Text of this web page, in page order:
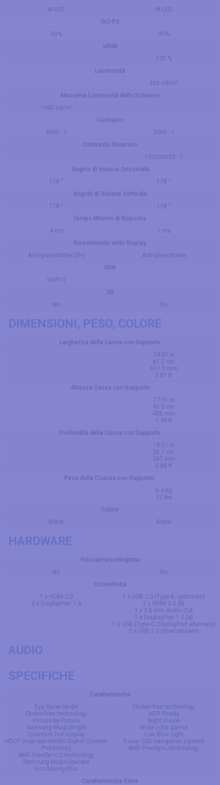
W-LED
W-LED
DCI P3
90%
90%
sRGB
120 %
Luminosità
300 cd/m²
Massima Luminosità dello Schermo
1000 cd/m²
Contrasto
3000 : 1
3000 : 1
Contrasto Dinamico
100000000 : 1
Angolo di Visione Orizontale
178 °
178 °
Angolo di Visione Verticale
178 °
178 °
Tempo Minimo di Risposta
4 ms
1 ms
Rivestimento dello Display
Anti-glare/Matte (3H)
Anti-glare/Matte
HDR
HDR10
3D
No
No
DIMENSIONI, PESO, COLORE
Larghezza della Cassa con Supporto
24.07 in
61.2 cm
611.5 mm
2.01 ft
Altezza Cassa con Supporto
17.91 in
45.5 cm
455 mm
1.49 ft
Profondità della Cassa con Supporto
10.51 in
26.7 cm
267 mm
0.88 ft
Peso della Ccassa con Supporto
5.4 kg
12 lbs
Colore
Black
Black
HARDWARE
Fotocamera Integrata
No
No
Connettività
1 x HDMI 2.0
2 x DisplayPort 1.4
1 x USB 2.0 (Type-B; upstream)
2 x HDMI 2.0 (b)
1 x 3.5 mm Audio Out
1 x DisplayPort 1.2 (a)
1 x USB (Type-C; DisplayPort alternate)
2 x USB 2.0 (downstream)
AUDIO
SPECIFICHE
Caratteristiche
Eye Saver Mode
Flicker-free technology
Picture-by-Picture
Samsung MagicBright
Quantum Dot Display
HDCP (High-bandwidth Digital Content
Protection)
AMD FreeSync 2 technology
Samsung MagicUpscale
Eco Saving Plus
Flicker-free technology
HDR Ready
Night Vision
Wide color gamut
Low Blue Light
5-way OSD navigation joystick
AMD FreeSync technology
Caratteristiche Extra